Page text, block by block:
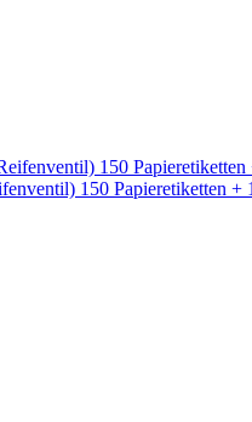
150 Papieretiketten